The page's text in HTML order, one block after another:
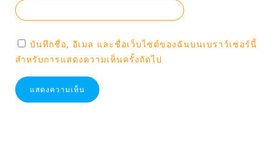
บันทึกชื่อ, อีเมล และชื่อเว็บไซต์ของฉันบนเบราว์เซอร์นี้
สำหรับการแสดงความเห็นครั้งถัดไป